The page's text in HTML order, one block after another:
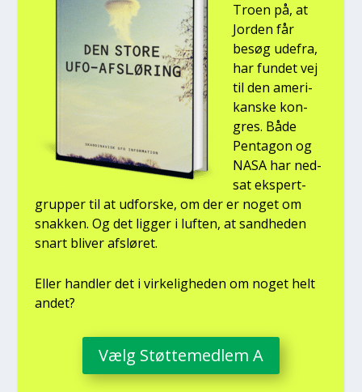
Tro­en på, at
Jor­den får
besøg ude­fra,
har fun­det vej
til den ame­ri­
kan­ske kon­
gres. Både
Pen­ta­gon og
NASA har ned­
sat eks­pert­
grup­per til at udfor­ske, om der er noget om
snak­ken. Og det lig­ger i luf­ten, at sand­he­den
snart bli­ver afslø­ret.
Eller hand­ler det i vir­ke­lig­he­den om noget helt
andet?
Vælg Støt­te­med­lem A